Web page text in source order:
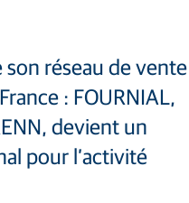
réseau de vente
: FOURNIAL,
devient un
pour l’activité